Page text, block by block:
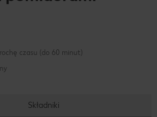
na Facebooku
czasu (do 60 minut)
Składniki